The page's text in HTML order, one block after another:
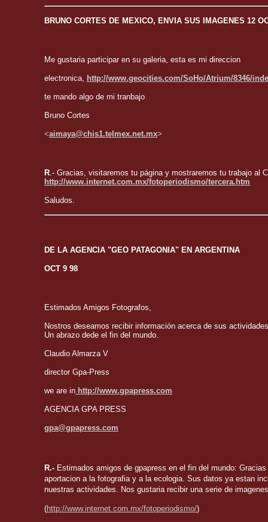
BRUNO CORTES DE MEXICO, ENVIA SUS IMAGENES 12
Me gustaria participar en su galeria, esta es mi direccion
electronica, http://www.geocities.com/SoHo/Atrium/8346/
te mando algo de mi tranbajo
Bruno Cortes
<aimaya@chis1.telmex.net.mx>
R.- Gracias, visitaremos tu página y mostraremos tu trabajo al
http://www.internet.com.mx/fotoperiodismo/tercera.htm
Saludos.
DE LA AGENCIA "GEO PATAGONIA" EN ARGENTINA
OCT 9 98
Estimados Amigos Fotografos,
Nostros deseamos recibir información acerca de sus
Un abrazo dede el fin del mundo.
Claudio Almarza V
director Gpa-Press
we are in http://www.gpapress.com
AGENCIA GPA PRESS
gpa@gpapress.com
R.- Estimados amigos de gpapress en el fin del mundo:
aportacion a la fotografia y a la ecologia. Sus datos ya estan
nuestras actividades. Nos gustaria recibir una serie de
(http://www.internet.com.mx/fotoperiodismo/)